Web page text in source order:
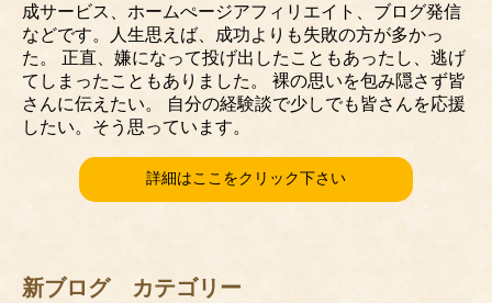
成サービス、ホームぺージアフィリエイト、ブログ発信
などです。人生思えば、成功よりも失敗の方が多かっ
た。 正直、嫌になって投げ出したこともあったし、逃げ
てしまったこともありました。 裸の思いを包み隠さず皆
さんに伝えたい。 自分の経験談で少しでも皆さんを応援
したい。そう思っています。
詳細はここをクリック下さい
新ブログ カテゴリー